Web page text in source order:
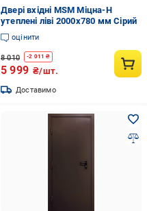
Двері вхідні MSM Міцна-Н
утеплені ліві 2000х780 мм Сірий
оцінити
8 010 -2 011 ₴
5 999 ₴/шт.
Доставимо